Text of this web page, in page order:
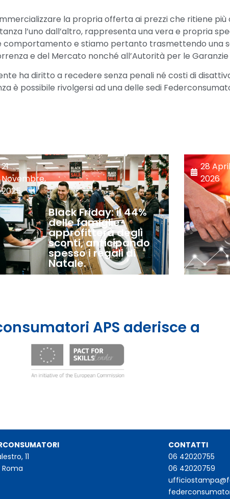
la propria offerta ai prezzi che ritiene
l’uno dall’altro, rappresenta una vera e propria
e stiamo pertanto trasmettendo una
e del Mercato nonché all’Autorità per le Garanzie
ha diritto a recedere senza penali né costi di
è possibile rivolgersi ad una delle sedi
21
Novembre,
2025
Black Friday: il 44%
delle famiglie
approfitterà degli
sconti, anticipando
spesso i regali di
Natale.
28
2026
APS aderisce a
11
Roma
CONTATTI
06 42020755
06 42020759